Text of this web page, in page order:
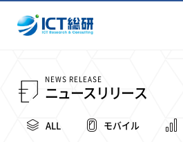
NEWS RELEASE
ニュースリリース
ALL モバイル